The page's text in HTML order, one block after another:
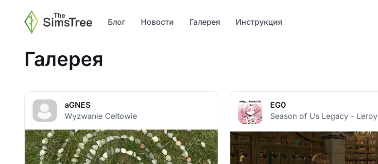
Блог Новости Галерея Инструкция
Галерея
aGNES
Wyzwanie Celtowie
EG0
Season of Us Legacy - Leroy